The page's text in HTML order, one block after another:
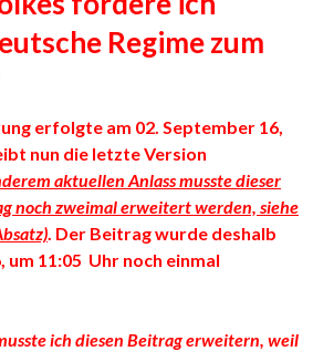
Regime zum
erfolgte am 02. September 16,
nun die letzte Version
aktuellen Anlass musste dieser
noch zweimal erweitert werden, siehe
. Der Beitrag wurde deshalb
um 11:05 Uhr noch einmal
ich diesen Beitrag erweitern, weil